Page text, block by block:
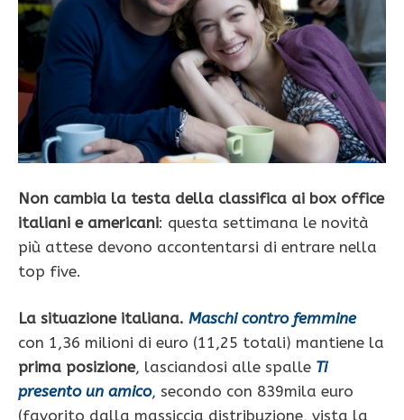
Non cambia la testa della classifica ai box office
italiani e americani: questa settimana le novità
più attese devono accontentarsi di entrare nella
top five.
La situazione italiana. Maschi contro femmine
con 1,36 milioni di euro (11,25 totali) mantiene la
prima posizione, lasciandosi alle spalle Ti
presento un amico, secondo con 839mila euro
(favorito dalla massiccia distribuzione, vista la